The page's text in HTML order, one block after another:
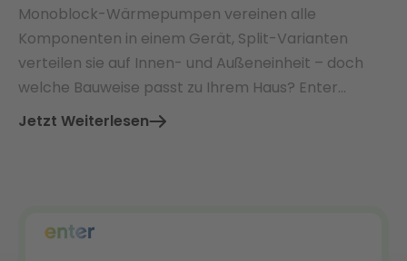
Monoblock-Wärmepumpen vereinen alle
Komponenten in einem Gerät, Split-Varianten
verteilen sie auf Innen- und Außeneinheit – doch
welche Bauweise passt zu Ihrem Haus? Enter
vergleicht beide Systeme und zeigt, worauf es bei
Jetzt Weiterlesen